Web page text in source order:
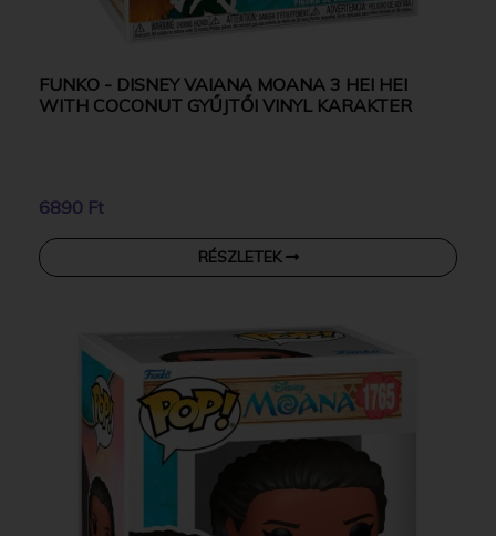
FUNKO - DISNEY VAIANA MOANA 3 HEI HEI
WITH COCONUT GYŰJTŐI VINYL KARAKTER
6890 Ft
RÉSZLETEK